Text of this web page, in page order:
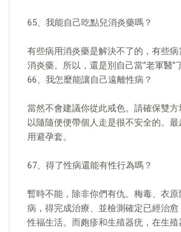
65、我能自己吃點兒消炎藥嗎？
有些病用消炎藥是解決不了的，有些
消炎藥。所以，還是別自己當“老軍醫”
66、我怎麼能讓自己遠離性病？
當然不會建議你從此戒色。請確保雙
以隨隨便便帶個人走是很不安全的。
用避孕套。
67、得了性病還能有性行為嗎？
暫時不能，除非你們有仇。梅毒、衣
病，得完成治療、並檢測確定已經治
性福生活。而皰疹和生殖器疣，在生殖